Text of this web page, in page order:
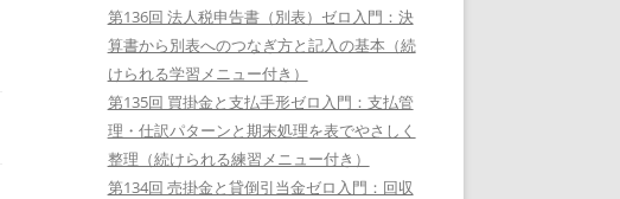
第136回 法人税申告書（別表）ゼロ入門：決
算書から別表へのつなぎ方と記入の基本（続
けられる学習メニュー付き）
第135回 買掛金と支払手形ゼロ入門：支払管
理・仕訳パターンと期末処理を表でやさしく
整理（続けられる練習メニュー付き）
第134回 売掛金と貸倒引当金ゼロ入門：回収